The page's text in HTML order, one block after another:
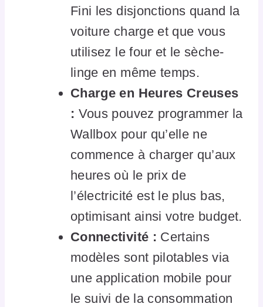
Fini les disjonctions quand la
voiture charge et que vous
utilisez le four et le sèche-
linge en même temps.
Charge en Heures Creuses
: Vous pouvez programmer la
Wallbox pour qu’elle ne
commence à charger qu’aux
heures où le prix de
l’électricité est le plus bas,
optimisant ainsi votre budget.
Connectivité : Certains
modèles sont pilotables via
une application mobile pour
le suivi de la consommation